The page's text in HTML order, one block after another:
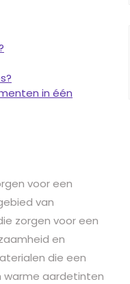
in één
voor een
van
zorgen voor een
en
die een
warme aardetinten